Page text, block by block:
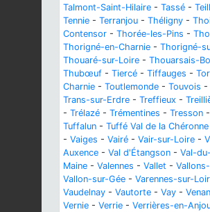
Talmont-Saint-Hilaire - Tassé -
Tennie - Terranjou - Théligny -
Contensor - Thorée-les-Pins -
Thorigné-en-Charnie - Thorigné-
Thouaré-sur-Loire - Thouarsais-
Thubœuf - Tiercé - Tiffauges -
Charnie - Toutlemonde - Touvois -
Trans-sur-Erdre - Treffieux -
- Trélazé - Trémentines - Tresson -
Tuffalun - Tuffé Val de la Chéronne
- Vaiges - Vairé - Vair-sur-Loire -
Auxence - Val d'Étangson - Val-
Maine - Valennes - Vallet -
Vallon-sur-Gée - Varennes-sur-
Vaudelnay - Vautorte - Vay -
Vernie - Verrie - Verrières-en-